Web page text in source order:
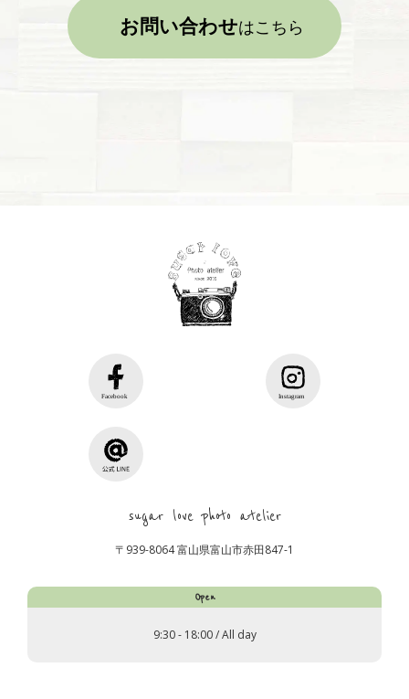
お問い合わせはこちら
sugar love photo atelier
〒939-8064 富山県富山市赤田847-1
Open
9:30 - 18:00 / All day